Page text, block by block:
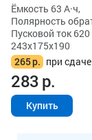
Ёмкость 63 А·ч,
Полярность
Пусковой ток
243x175x190
265р. при
283р.
Купить